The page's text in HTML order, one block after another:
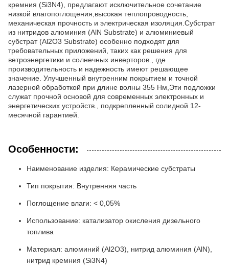
кремния (Si3N4), предлагают исключительное сочетание
низкой влагопоглощения,высокая теплопроводность,
механическая прочность и электрическая изоляция.Субстрат
из нитридов алюминия (AlN Substrate) и алюминиевый
субстрат (Al2O3 Substrate) особенно подходят для
требовательных приложений, таких как решения для
ветроэнергетики и солнечных инверторов., где
производительность и надежность имеют решающее
значение. Улучшенный внутренним покрытием и точной
лазерной обработкой при длине волны 355 Нм,Эти подложки
служат прочной основой для современных электронных и
энергетических устройств., подкрепленный солидной 12-
месячной гарантией.
Особенности:
Наименование изделия: Керамические субстраты
Тип покрытия: Внутренняя часть
Поглощение влаги: < 0,05%
Использование: катализатор окисления дизельного
топлива
Материал: алюминий (Al2O3), нитрид алюминия (AlN),
нитрид кремния (Si3N4)